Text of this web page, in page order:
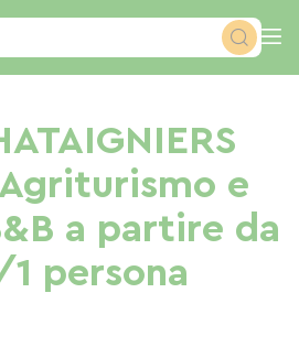
e
a partire da
persona
cookies